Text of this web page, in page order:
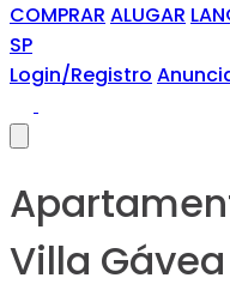
COMPRAR ALUGAR
SP
Login/Registro
Villa